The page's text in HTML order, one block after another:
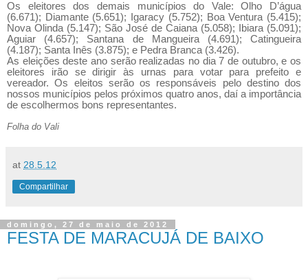
Os eleitores dos demais municípios do Vale: Olho D’água
(6.671); Diamante (5.651); Igaracy (5.752); Boa Ventura (5.415);
Nova Olinda (5.147); São José de Caiana (5.058); Ibiara (5.091);
Aguiar (4.657); Santana de Mangueira (4.691); Catingueira
(4.187); Santa Inês (3.875); e Pedra Branca (3.426).
As eleições deste ano serão realizadas no dia 7 de outubro, e os
eleitores irão se dirigir às urnas para votar para prefeito e
vereador. Os eleitos serão os responsáveis pelo destino dos
nossos municípios pelos próximos quatro anos, daí a importância
de escolhermos bons representantes.
Folha do Vali
at 28.5.12
Compartilhar
domingo, 27 de maio de 2012
FESTA DE MARACUJÁ DE BAIXO